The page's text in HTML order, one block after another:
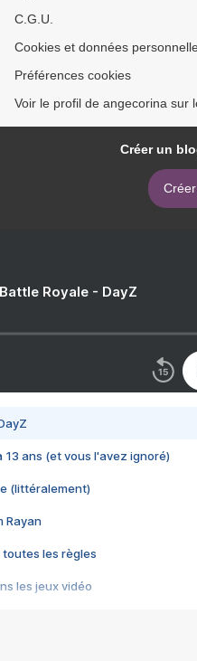
C.G.U.
Cookies et données
Préférences cookies
Voir le profil de angecorina sur
Créer un
Royale - DayZ
13 ans (et vous l'avez ignoré)
(littéralement)
Rayan
toutes les règles
les jeux vidéo